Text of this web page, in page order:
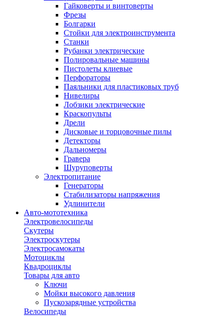
Гайковерты и винтоверты
Фрезы
Болгарки
Стойки для электроинструмента
Станки
Рубанки электрические
Полировальные машины
Пистолеты клиевые
Перфораторы
Паяльники для пластиковых труб
Нивелиры
Лобзики электрические
Краскопульты
Дрели
Дисковые и торцовочные пилы
Детекторы
Дальномеры
Гравера
Шуруповерты
Электропитание
Генераторы
Стабилизаторы напряжения
Удлинители
Авто-мототехника
Электровелосипеды
Скутеры
Электроскутеры
Электросамокаты
Мотоциклы
Квадроциклы
Товары для авто
Ключи
Мойки высокого давления
Пускозарядные устройства
Велосипеды